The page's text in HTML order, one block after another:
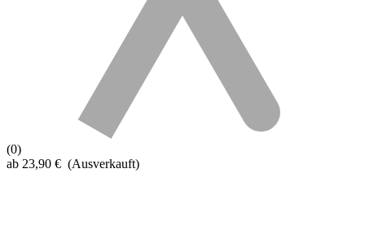
(0)
ab 23,90 € (Ausverkauft)